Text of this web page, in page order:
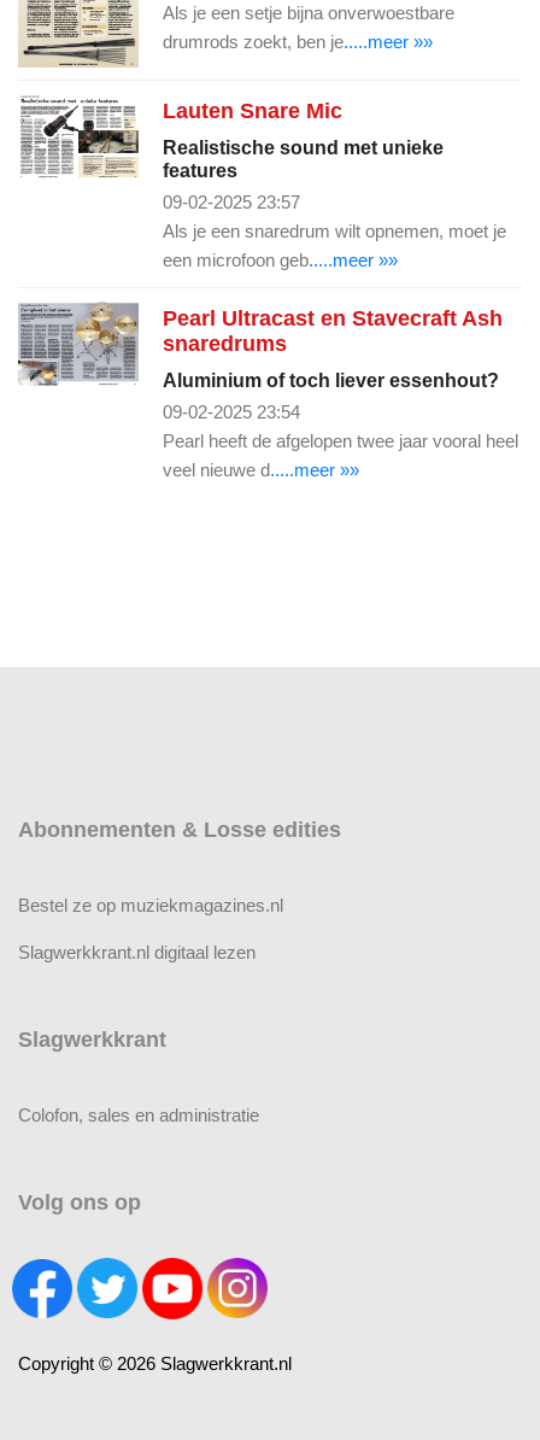
Als je een setje bijna onverwoestbare
drumrods zoekt, ben je.....meer »»
Lauten Snare Mic
Realistische sound met unieke
features
09-02-2025 23:57
Als je een snaredrum wilt opnemen, moet je
een microfoon geb.....meer »»
Pearl Ultracast en Stavecraft Ash
snaredrums
Aluminium of toch liever essenhout?
09-02-2025 23:54
Pearl heeft de afgelopen twee jaar vooral heel
veel nieuwe d.....meer »»
Abonnementen & Losse edities
Bestel ze op muziekmagazines.nl
Slagwerkkrant.nl digitaal lezen
Slagwerkkrant
Colofon, sales en administratie
Volg ons op
Copyright © 2026 Slagwerkkrant.nl